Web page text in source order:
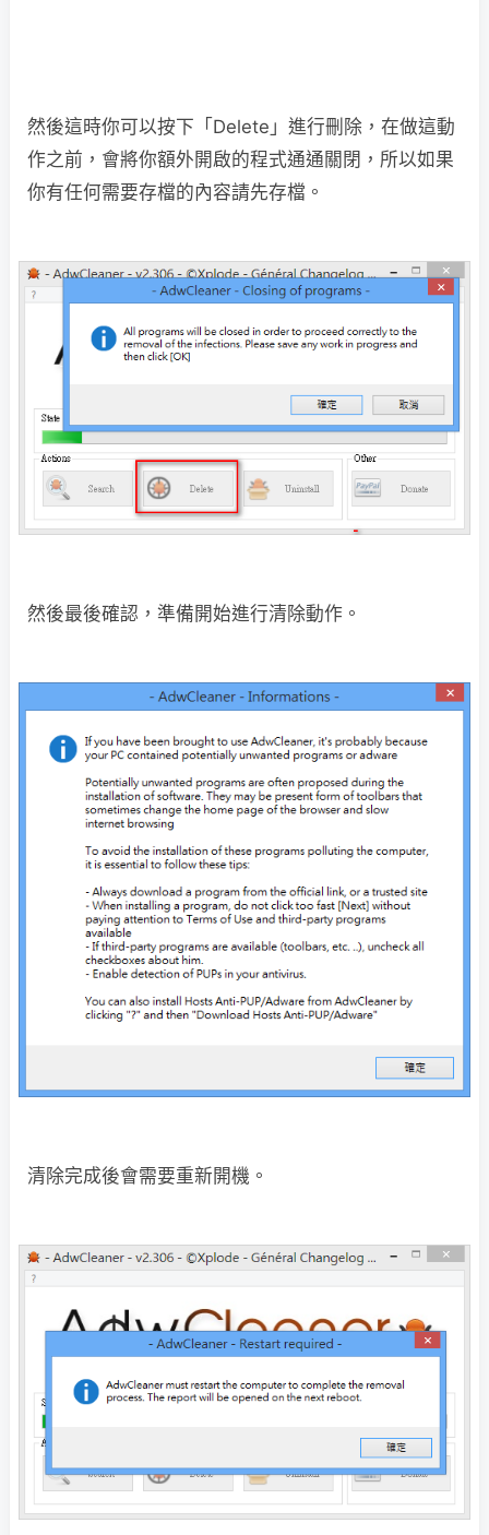
然後這時你可以按下「Delete」進行刪除，在做這動
作之前，會將你額外開啟的程式通通關閉，所以如果
你有任何需要存檔的內容請先存檔。
然後最後確認，準備開始進行清除動作。
清除完成後會需要重新開機。